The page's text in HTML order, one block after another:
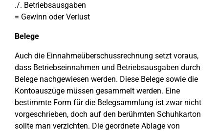
./. Betriebsausgaben
= Gewinn oder Verlust
Belege
Auch die Einnahmeüberschussrechnung setzt voraus,
dass Betriebseinnahmen und Betriebsausgaben durch
Belege nachgewiesen werden. Diese Belege sowie die
Kontoauszüge müssen gesammelt werden. Eine
bestimmte Form für die Belegsammlung ist zwar nicht
vorgeschrieben, doch auf den berühmten Schuhkarton
sollte man verzichten. Die geordnete Ablage von